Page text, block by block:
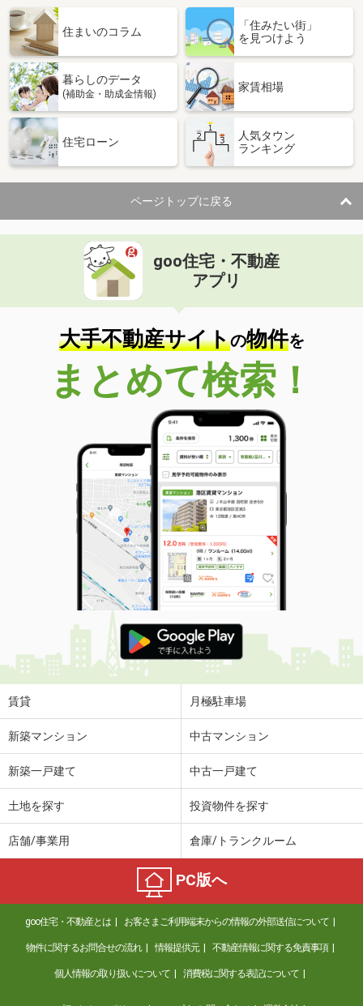
住まいのコラム
「住みたい街」
を見つけよう
暮らしのデータ
(補助金・助成金情報)
家賃相場
住宅ローン
人気タウン
ランキング
ページトップに戻る
goo住宅・不動産
アプリ
大手不動産サイトの物件を
まとめて検索！
賃貸 月極駐車場
新築マンション 中古マンション
新築一戸建て 中古一戸建て
土地を探す 投資物件を探す
店舗/事業用 倉庫/トランクルーム
PC版へ
goo住宅・不動産とは お客さまご利用端末からの情報の外部送信について
物件に関するお問合せの流れ 情報提供元 不動産情報に関する免責事項
個人情報の取り扱いについて 消費税に関する表記について